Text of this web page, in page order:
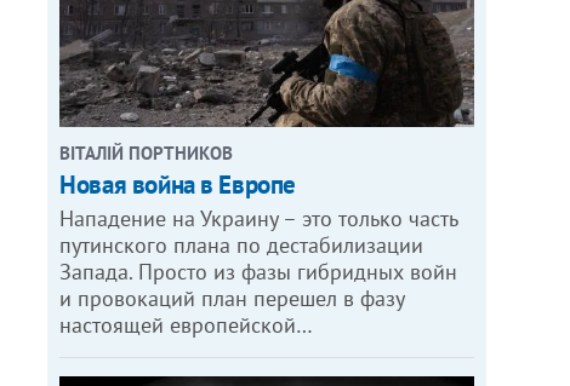
ВІТАЛІЙ ПОРТНИКОВ
Новая война в Европе
Нападение на Украину – это только часть
путинского плана по дестабилизации
Запада. Просто из фазы гибридных войн
и провокаций план перешел в фазу
настоящей европейской…